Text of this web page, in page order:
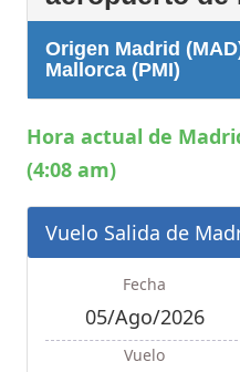
Origen Madrid
Mallorca (PMI)
Hora actual de
(4:08 am)
Vuelo Salida de
Fecha
05/Ago/2026
Vuelo